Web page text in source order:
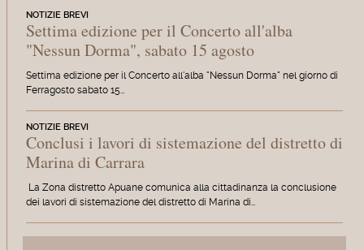
NOTIZIE BREVI
Settima edizione per il Concerto all'alba
"Nessun Dorma", sabato 15 agosto
Settima edizione per il Concerto all'alba "Nessun Dorma" nel giorno di
Ferragosto sabato 15…
NOTIZIE BREVI
Conclusi i lavori di sistemazione del distretto di
Marina di Carrara
La Zona distretto Apuane comunica alla cittadinanza la conclusione
dei lavori di sistemazione del distretto di Marina di…